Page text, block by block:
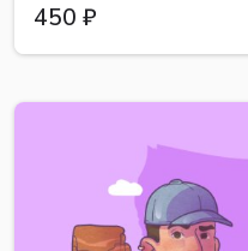
450 ₽